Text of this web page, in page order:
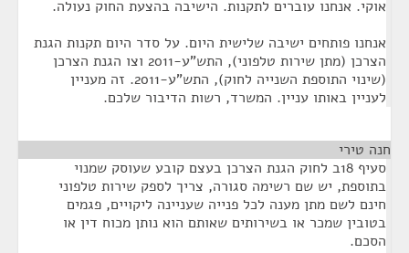
אוקי. אנחנו עוברים לתקנות. הישיבה בהצעת החוק נעולה.
אנחנו פותחים ישיבה שלישית היום. על סדר היום תקנות הגנת
הצרכן (מתן שירות טלפוני), התש"ע-2011 וצו הגנת הצרכן
(שינוי התוספת השנייה לחוק), התש"ע-2011. זה מעניין
לעניין באותו עניין. המשרד, רשות הדיבור שלכם.
חנה טירי
סעיף 18ב לחוק הגנת הצרכן בעצם קובע שעוסק שמנוי
בתוספת, יש שם רשימה סגורה, צריך לספק שירות טלפוני
חינם לשם מתן מענה לכל פנייה שעניינה ליקויים, פגמים
בטובין שמכר או בשירותים שאותם הוא נותן מכוח דין או
הסכם.